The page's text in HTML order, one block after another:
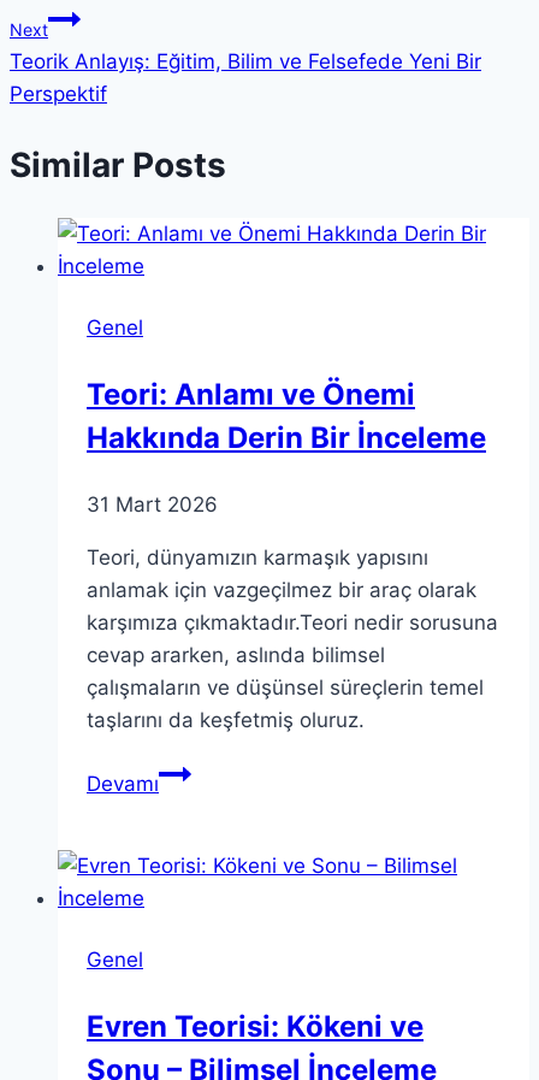
Next
Teorik Anlayış: Eğitim, Bilim ve Felsefede Yeni Bir
Perspektif
Similar Posts
Genel
Teori: Anlamı ve Önemi
Hakkında Derin Bir İnceleme
31 Mart 2026
Teori, dünyamızın karmaşık yapısını
anlamak için vazgeçilmez bir araç olarak
karşımıza çıkmaktadır.Teori nedir sorusuna
cevap ararken, aslında bilimsel
çalışmaların ve düşünsel süreçlerin temel
taşlarını da keşfetmiş oluruz.
DevamıTeori:
Önemi
Genel
Evren Teorisi: Kökeni ve
Sonu – Bilimsel İnceleme